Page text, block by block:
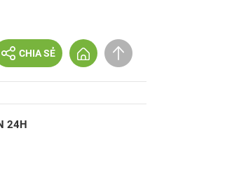
CHIA SẺ
24H